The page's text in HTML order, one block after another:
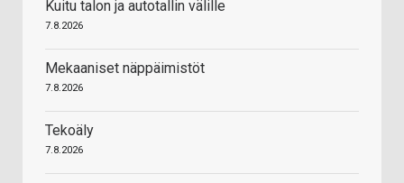
Kuitu talon ja autotallin välille
7.8.2026
Mekaaniset näppäimistöt
7.8.2026
Tekoäly
7.8.2026